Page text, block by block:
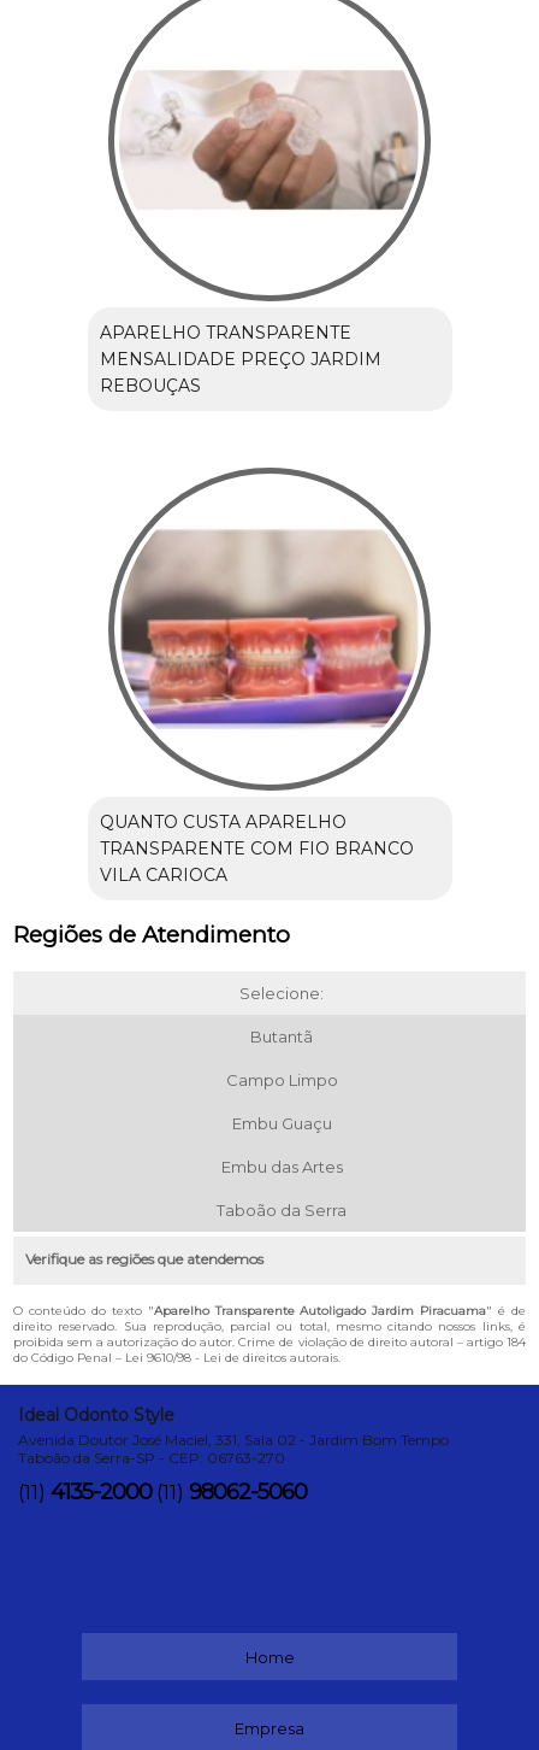
APARELHO TRANSPARENTE
MENSALIDADE PREÇO JARDIM
REBOUÇAS
QUANTO CUSTA APARELHO
TRANSPARENTE COM FIO BRANCO
VILA CARIOCA
Regiões de Atendimento
Selecione:
Butantã
Campo Limpo
Embu Guaçu
Embu das Artes
Taboão da Serra
Verifique as regiões que atendemos
O conteúdo do texto "Aparelho Transparente Autoligado Jardim Piracuama" é de
direito reservado. Sua reprodução, parcial ou total, mesmo citando nossos links, é
proibida sem a autorização do autor. Crime de violação de direito autoral – artigo 184
do Código Penal – Lei 9610/98 - Lei de direitos autorais.
Ideal Odonto Style
Avenida Doutor José Maciel, 331, Sala 02 - Jardim Bom Tempo
Taboão da Serra-SP - CEP: 06763-270
(11) 4135-2000 (11) 98062-5060
Home
Empresa